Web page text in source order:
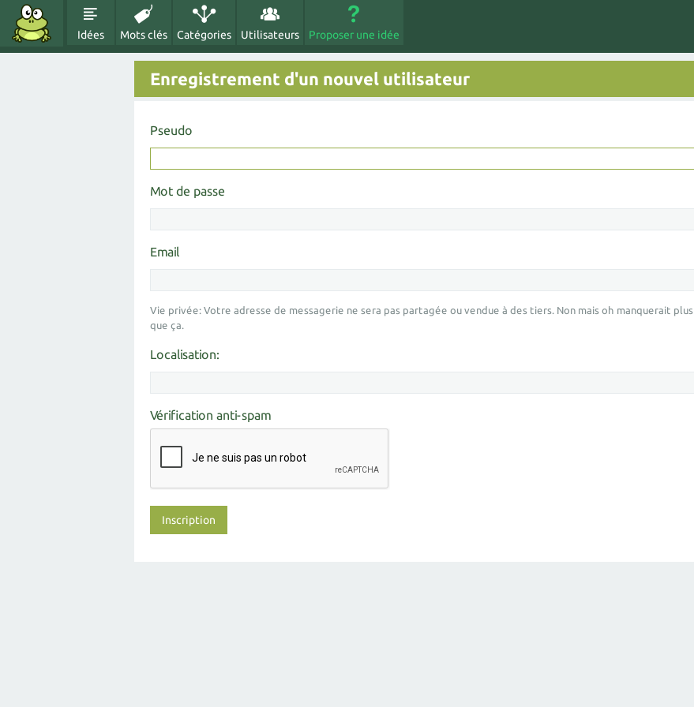
Idées Mots clés Catégories Utilisateurs Proposer une idée
Enregistrement d'un nouvel utilisateur
Pseudo
Mot de passe
Email
Vie privée: Votre adresse de messagerie ne sera pas partagée ou vendue à des tiers. Non mais oh manquerait plus
que ça.
Localisation:
Vérification anti-spam